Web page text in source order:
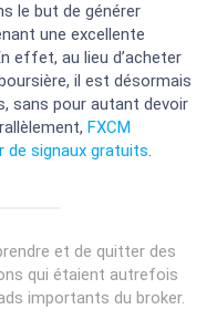
le but de générer
une excellente
effet, au lieu d’acheter
il est désormais
sans pour autant devoir
FXCM
de signaux gratuits.
et de quitter des
qui étaient autrefois
importants du broker.